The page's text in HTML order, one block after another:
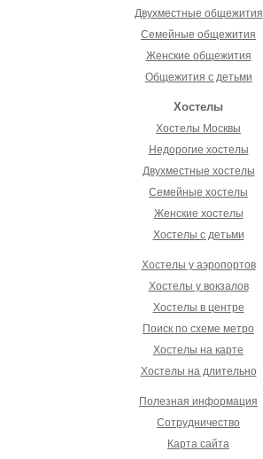
Двухместные общежития
Семейные общежития
Женские общежития
Общежития с детьми
Хостелы
Хостелы Москвы
Недорогие хостелы
Двухместные хостелы
Семейные хостелы
Женские хостелы
Хостелы с детьми
Хостелы у аэропортов
Хостелы у вокзалов
Хостелы в центре
Поиск по схеме метро
Хостелы на карте
Хостелы на длительно
Полезная информация
Сотрудничество
Карта сайта